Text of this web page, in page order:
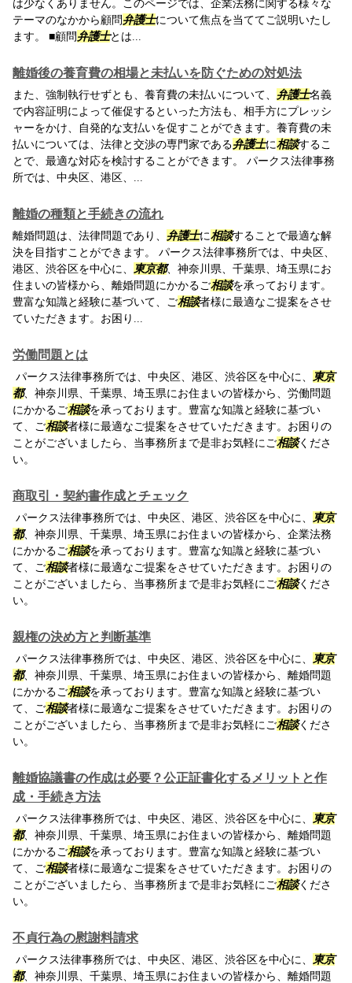
は少なくありません。このページでは、企業法務に関する様々な
テーマのなかから顧問弁護士について焦点を当ててご説明いたし
ます。 ■顧問弁護士とは...
離婚後の養育費の相場と未払いを防ぐための対処法
また、強制執行せずとも、養育費の未払いについて、 弁護士名義
で内容証明によって催促するといった方法も、相手方にプレッシ
ャーをかけ、自発的な支払いを促すことができます。養育費の未
払いについては、法律と交渉の専門家である弁護士に相談するこ
とで、最適な対応を検討することができます。 パークス法律事務
所では、中央区、港区、...
離婚の種類と手続きの流れ
離婚問題は、法律問題であり、 弁護士に相談することで最適な解
決を目指すことができます。 パークス法律事務所では、中央区、
港区、渋谷区を中心に、
東京都、神奈川県、千葉県、埼玉県にお
住まいの皆様から、離婚問題にかかるご相談を承っております。
豊富な知識と経験に基づいて、ご相談者様に最適なご提案をさせ
ていただきます。お困り...
労働問題とは
パークス法律事務所では、中央区、港区、渋谷区を中心に、
東京
都、神奈川県、千葉県、埼玉県にお住まいの皆様から、労働問題
にかかるご相談を承っております。豊富な知識と経験に基づい
て、ご相談者様に最適なご提案をさせていただきます。お困りの
ことがございましたら、当事務所まで是非お気軽にご相談くださ
い。
商取引・契約書作成とチェック
パークス法律事務所では、中央区、港区、渋谷区を中心に、
東京
都、神奈川県、千葉県、埼玉県にお住まいの皆様から、企業法務
にかかるご相談を承っております。豊富な知識と経験に基づい
て、ご相談者様に最適なご提案をさせていただきます。お困りの
ことがございましたら、当事務所まで是非お気軽にご相談くださ
い。
親権の決め方と判断基準
パークス法律事務所では、中央区、港区、渋谷区を中心に、
東京
都、神奈川県、千葉県、埼玉県にお住まいの皆様から、離婚問題
にかかるご相談を承っております。豊富な知識と経験に基づい
て、ご相談者様に最適なご提案をさせていただきます。お困りの
ことがございましたら、当事務所まで是非お気軽にご相談くださ
い。
離婚協議書の作成は必要？公正証書化するメリットと作
成・手続き方法
パークス法律事務所では、中央区、港区、渋谷区を中心に、
東京
都、神奈川県、千葉県、埼玉県にお住まいの皆様から、離婚問題
にかかるご相談を承っております。豊富な知識と経験に基づい
て、ご相談者様に最適なご提案をさせていただきます。お困りの
ことがございましたら、当事務所まで是非お気軽にご相談くださ
い。
不貞行為の慰謝料請求
パークス法律事務所では、中央区、港区、渋谷区を中心に、
東京
都、神奈川県、千葉県、埼玉県にお住まいの皆様から、離婚問題